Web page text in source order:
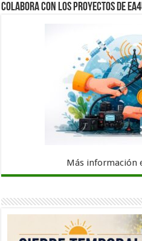
Colabora con los proyectos de
Más información